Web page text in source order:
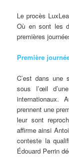
Le procès
Où en sont les
premières
Première
C’est dans une
sous l’œil
internationaux.
prennent une
leur sont
affirme ainsi
conteste la
Édouard Perrin